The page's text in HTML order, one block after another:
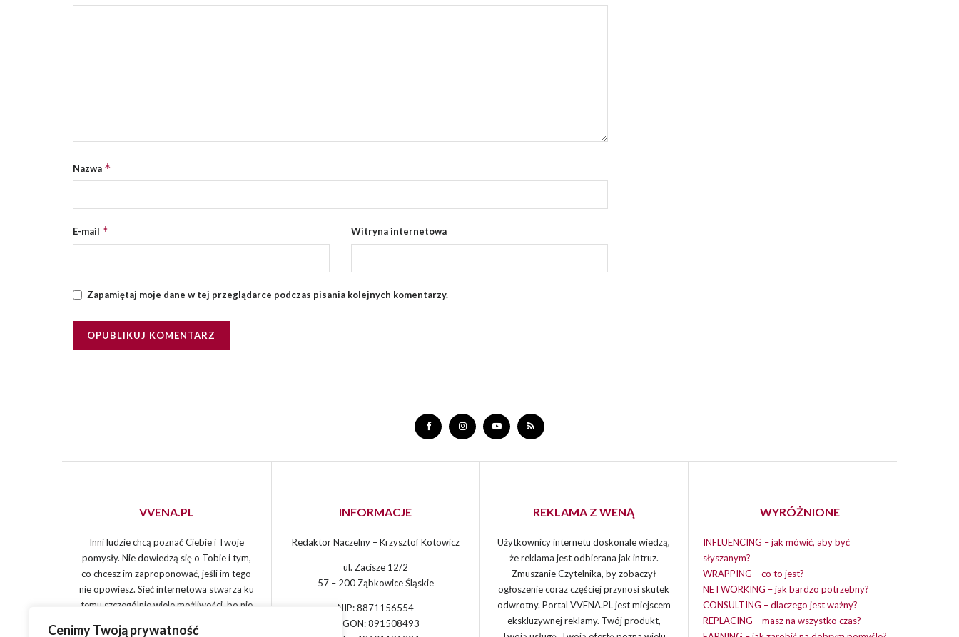
Cenimy Twoją prywatność
Nazwa *
E-mail * Witryna internetowa
Zapamiętaj moje dane w tej przeglądarce podczas pisania kolejnych komentarzy.
VVENA.PL
Inni ludzie chcą poznać Ciebie i Twoje
pomysły. Nie dowiedzą się o Tobie i tym,
co chcesz im zaproponować, jeśli im tego
nie opowiesz. Sieć internetowa stwarza ku
temu szczególnie wiele możliwości, bo nie
INFORMACJE
Redaktor Naczelny – Krzysztof Kotowicz
ul. Zacisze 12/2
57 – 200 Ząbkowice Śląskie
NIP: 8871156554
REGON: 891508493
REKLAMA Z WENĄ
Użytkownicy internetu doskonale wiedzą,
że reklama jest odbierana jak intruz.
Zmuszanie Czytelnika, by zobaczył
ogłoszenie coraz częściej przynosi skutek
odwrotny. Portal VVENA.PL jest miejscem
ekskluzywnej reklamy. Twój produkt,
WYRÓŻNIONE
INFLUENCING – jak mówić, aby być
słyszanym?
WRAPPING – co to jest?
NETWORKING – jak bardzo potrzebny?
CONSULTING – dlaczego jest ważny?
REPLACING – masz na wszystko czas?